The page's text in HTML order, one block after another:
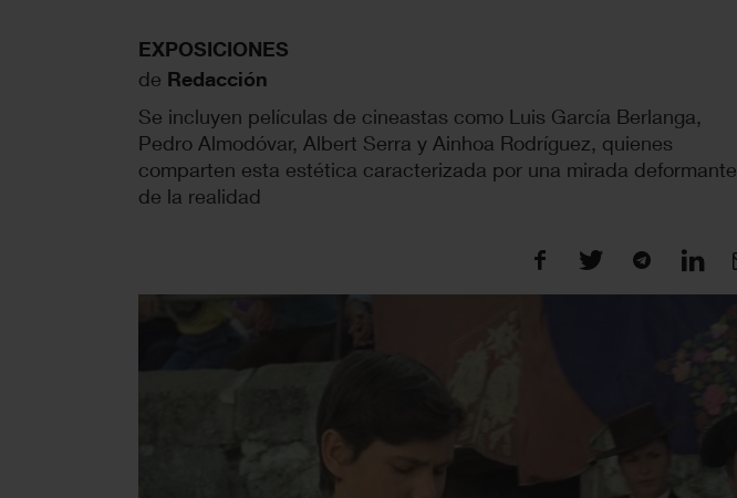
EXPOSICIONES
de Redacción
Se incluyen películas de cineastas como Luis García Berlanga,
Pedro Almodóvar, Albert Serra y Ainhoa Rodríguez, quienes
comparten esta estética caracterizada por una mirada deformante
de la realidad